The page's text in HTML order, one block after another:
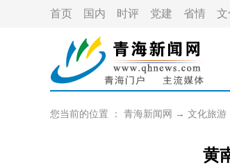
首页 国内 时评 党建 省情 文
您当前的位置 ： 青海新闻网 → 文化旅游
黄